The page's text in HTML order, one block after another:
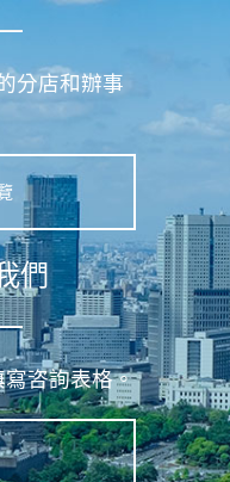
分店和辦事
們
咨詢表格。